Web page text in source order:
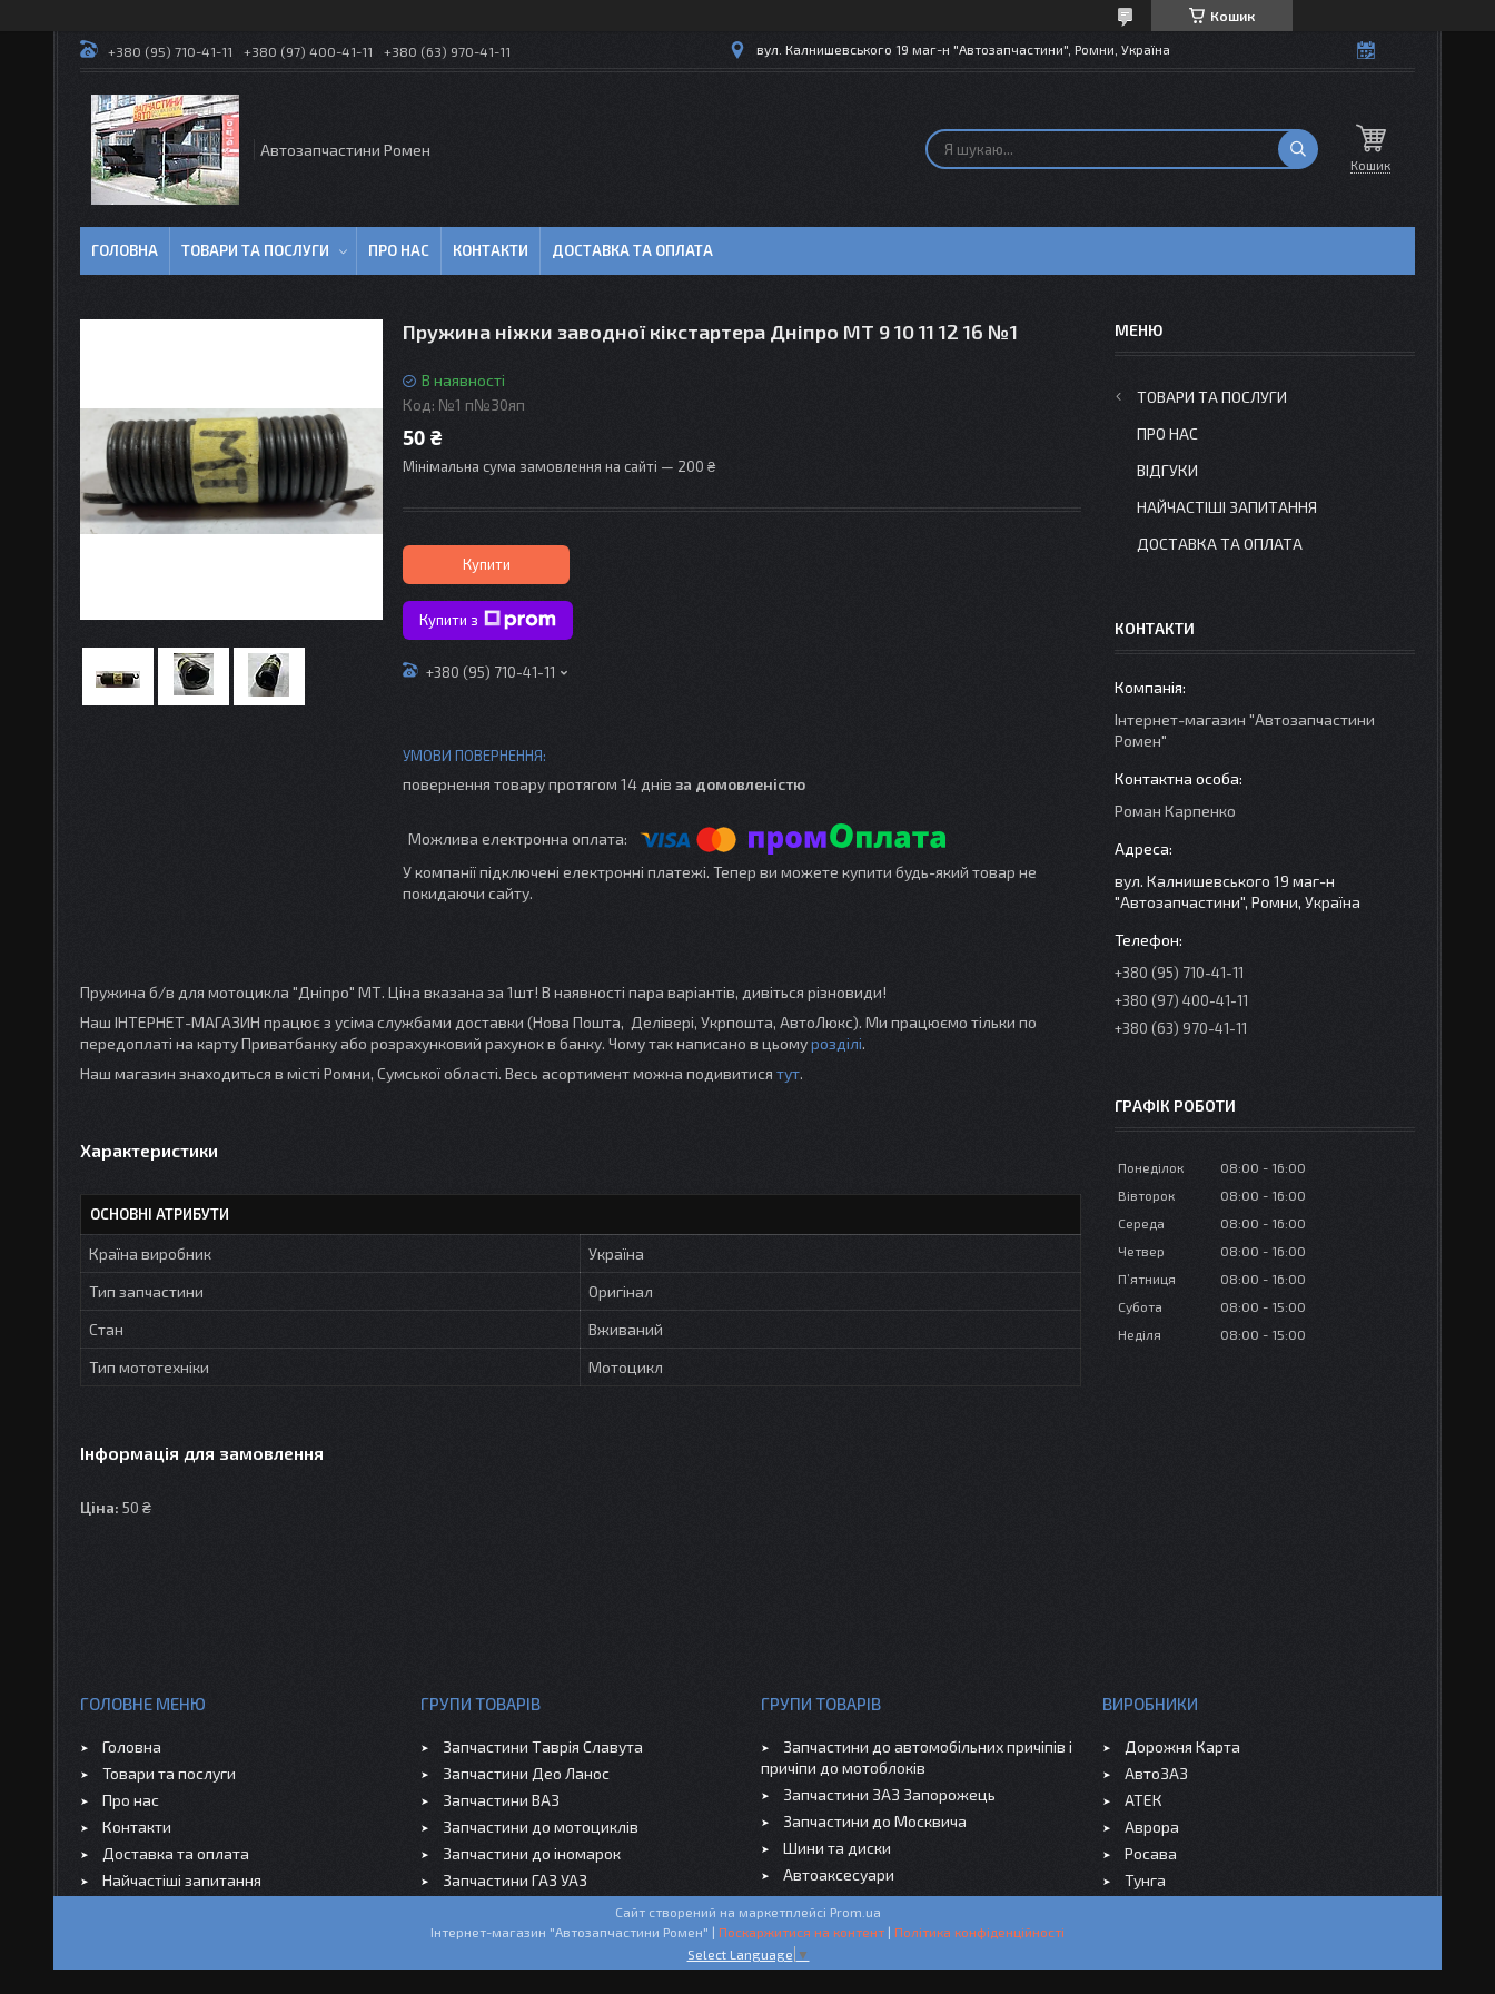
Кошик
+380 (95) 710-41-11 +380 (97) 400-41-11 +380 (63) 970-41-11 вул. Калнишевського 19 маг-н "Автозапчастини", Ромни, Україна
Автозапчастини Ромен
Кошик
ГОЛОВНА ТОВАРИ ТА ПОСЛУГИ ПРО НАС КОНТАКТИ ДОСТАВКА ТА ОПЛАТА
Пружина ніжки заводної кікстартера Дніпро МТ 9 10 11 12 16 №1
В наявності
Код: №1 п№30яп
50 ₴
Мінімальна сума замовлення на сайті — 200 ₴
Купити
Купити з
+380 (95) 710-41-11
повернення товару протягом 14 днів за домовленістю
У компанії підключені електронні платежі. Тепер ви можете купити будь-який товар не
покидаючи сайту.
Пружина б/в для мотоцикла "Дніпро" МТ. Ціна вказана за 1шт! В наявності пара варіантів, дивіться різновиди!
Наш ІНТЕРНЕТ-МАГАЗИН працює з усіма службами доставки (Нова Пошта, Делівері, Укрпошта, АвтоЛюкс). Ми працюємо тільки по
передоплаті на карту Приватбанку або розрахунковий рахунок в банку. Чому так написано в цьомурозділі.
Наш магазин знаходиться в місті Ромни, Сумської області. Весь асортимент можна подивитися тут.
Характеристики
ОСНОВНІ АТРИБУТИ
Країна виробник
Україна
Тип запчастини
Оригінал
Стан
Вживаний
Тип мототехніки
Мотоцикл
Інформація для замовлення
Ціна: 50 ₴
ТОВАРИ ТА ПОСЛУГИ
ПРО НАС
ВІДГУКИ
НАЙЧАСТІШІ ЗАПИТАННЯ
ДОСТАВКА ТА ОПЛАТА
КОНТАКТИ
Інтернет-магазин "Автозапчастини
Ромен"
Роман Карпенко
вул. Калнишевського 19 маг-н
"Автозапчастини", Ромни, Україна
+380 (95) 710-41-11
+380 (97) 400-41-11
+380 (63) 970-41-11
ГРАФІК РОБОТИ
Понеділок 08:00
16:00
Вівторок
08:00
16:00
Середа
08:00
16:00
Четвер
08:00
16:00
Пʼятниця
08:00
16:00
Субота
08:00
15:00
Неділя
08:00 15:00
ГОЛОВНЕ МЕНЮ
Головна
Товари та послуги
Про нас
Контакти
Доставка та оплата
Найчастіші запитання
ГРУПИ ТОВАРІВ
Запчастини Таврія Славута
Запчастини Део Ланос
Запчастини ВАЗ
Запчастини до мотоциклів
Запчастини до іномарок
Запчастини ГАЗ УАЗ
ГРУПИ ТОВАРІВ
Запчастини до автомобільних причіпів і
причіпи до мотоблоків
Запчастини ЗАЗ Запорожець
Запчастини до Москвича
Шини та диски
Автоаксесуари
ВИРОБНИКИ
Дорожня Карта
АвтоЗАЗ
АТЕК
Аврора
Росава
Тунга
Сайт створений на маркетплейсі Prom.ua
Інтернет-магазин "Автозапчастини Ромен" | Поскаржитися на контент | Політика конфіденційності
Select Language ▼